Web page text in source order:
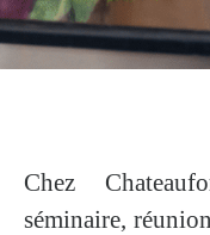
Chez
séminaire,